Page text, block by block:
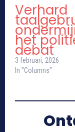
Verhard
het
debat
3 februari, 2026
In "Columns"